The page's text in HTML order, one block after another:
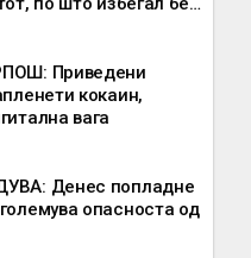
Приведени
кокаин,
вага
Денес попладне
опасноста од